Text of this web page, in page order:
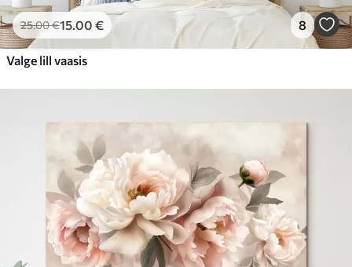
25.00€15.00 € 8
Valge lill vaasis